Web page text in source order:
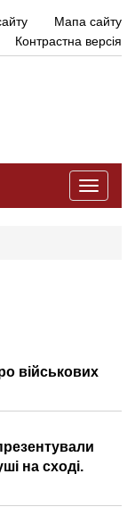
Мапа сайту
Контрастна версія
Toggle
військових
на сході.